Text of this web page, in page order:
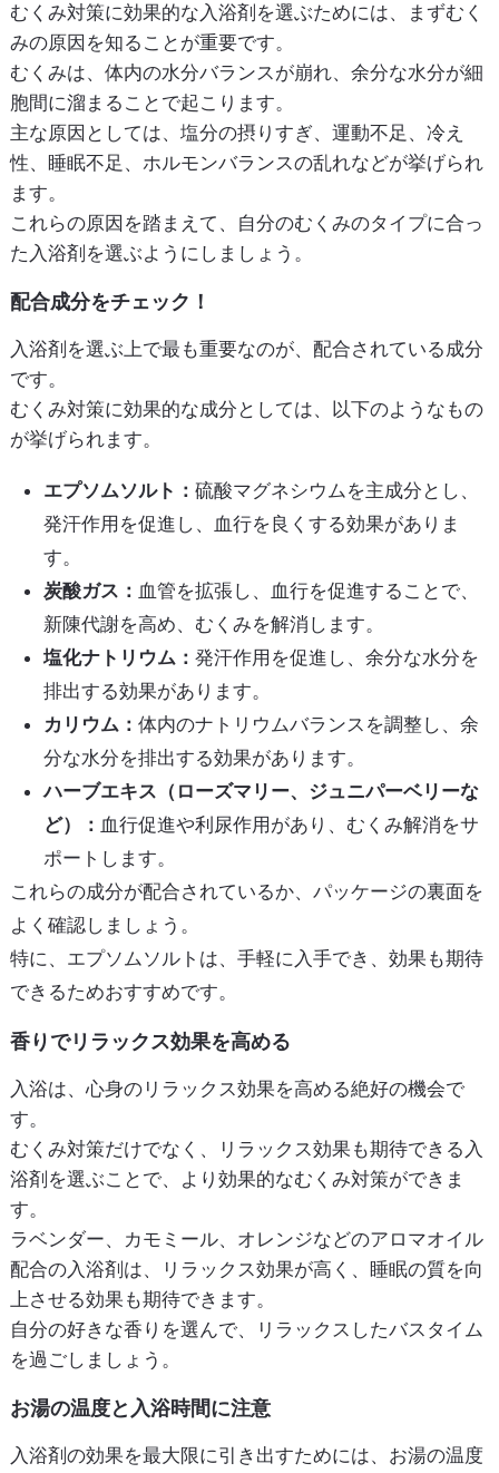
むくみ対策に効果的な入浴剤を選ぶためには、まずむく
みの原因を知ることが重要です。
むくみは、体内の水分バランスが崩れ、余分な水分が細
胞間に溜まることで起こります。
主な原因としては、塩分の摂りすぎ、運動不足、冷え
性、睡眠不足、ホルモンバランスの乱れなどが挙げられ
ます。
これらの原因を踏まえて、自分のむくみのタイプに合っ
た入浴剤を選ぶようにしましょう。
配合成分をチェック！
入浴剤を選ぶ上で最も重要なのが、配合されている成分
です。
むくみ対策に効果的な成分としては、以下のようなもの
が挙げられます。
エプソムソルト： 硫酸マグネシウムを主成分とし、
発汗作用を促進し、血行を良くする効果がありま
す。
炭酸ガス： 血管を拡張し、血行を促進することで、
新陳代謝を高め、むくみを解消します。
塩化ナトリウム： 発汗作用を促進し、余分な水分を
排出する効果があります。
カリウム： 体内のナトリウムバランスを調整し、余
分な水分を排出する効果があります。
ハーブエキス（ローズマリー、ジュニパーベリーな
ど）： 血行促進や利尿作用があり、むくみ解消をサ
ポートします。
これらの成分が配合されているか、パッケージの裏面を
よく確認しましょう。
特に、エプソムソルトは、手軽に入手でき、効果も期待
できるためおすすめです。
香りでリラックス効果を高める
入浴は、心身のリラックス効果を高める絶好の機会で
す。
むくみ対策だけでなく、リラックス効果も期待できる入
浴剤を選ぶことで、より効果的なむくみ対策ができま
す。
ラベンダー、カモミール、オレンジなどのアロマオイル
配合の入浴剤は、リラックス効果が高く、睡眠の質を向
上させる効果も期待できます。
自分の好きな香りを選んで、リラックスしたバスタイム
を過ごしましょう。
お湯の温度と入浴時間に注意
入浴剤の効果を最大限に引き出すためには、お湯の温度